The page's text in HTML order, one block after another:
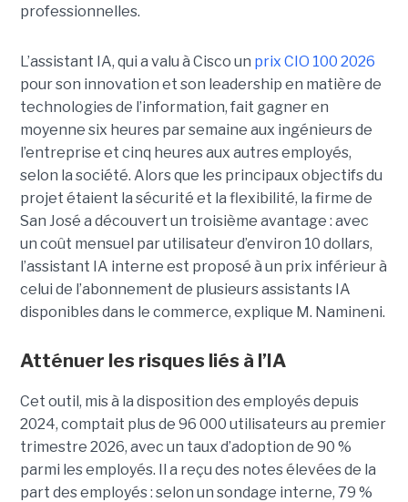
professionnelles.
L’assistant IA, qui a valu à Cisco un prix CIO 100 2026
pour son innovation et son leadership en matière de
technologies de l’information, fait gagner en
moyenne six heures par semaine aux ingénieurs de
l’entreprise et cinq heures aux autres employés,
selon la société. Alors que les principaux objectifs du
projet étaient la sécurité et la flexibilité, la firme de
San José a découvert un troisième avantage : avec
un coût mensuel par utilisateur d’environ 10 dollars,
l’assistant IA interne est proposé à un prix inférieur à
celui de l’abonnement de plusieurs assistants IA
disponibles dans le commerce, explique M. Namineni.
Atténuer les risques liés à l’IA
Cet outil, mis à la disposition des employés depuis
2024, comptait plus de 96 000 utilisateurs au premier
trimestre 2026, avec un taux d’adoption de 90 %
parmi les employés. Il a reçu des notes élevées de la
part des employés : selon un sondage interne, 79 %